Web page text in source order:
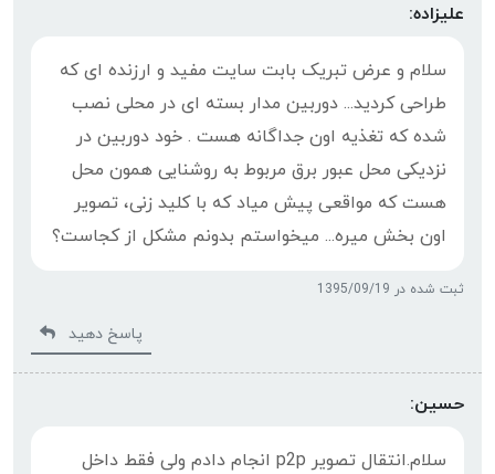
علیزاده:
سلام و عرض تبریک بابت سایت مفید و ارزنده ای که
طراحی کردید... دوربین مدار بسته ای در محلی نصب
شده که تغذیه اون جداگانه هست . خود دوربین در
نزدیکی محل عبور برق مربوط به روشنایی همون محل
هست که مواقعی پیش میاد که با کلید زنی، تصویر
اون بخش میره... میخواستم بدونم مشکل از کجاست؟
ثبت شده در 1395/09/19
پاسخ دهید
حسین:
سلام.انتقال تصویر p2p انجام دادم ولی فقط داخل